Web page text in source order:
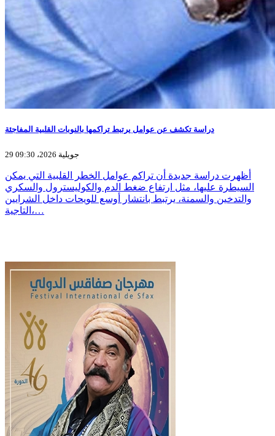
دراسة تكشف عن عوامل يرتبط تراكمها بالنوبات القلبية المفاجئة
29 جويلية 2026، 09:30
أظهرت دراسة جديدة أن تراكم عوامل الخطر القلبية التي يمكن
السيطرة عليها، مثل ارتفاع ضغط الدم والكوليسترول والسكري
والتدخين والسمنة، يرتبط بانتشار أوسع للويحات داخل الشرايين
التاجية،…